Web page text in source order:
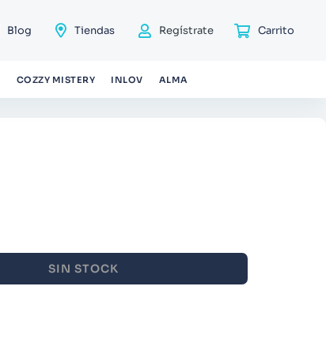
Blog Tiendas Regístrate
COZZY MISTERY INLOV ALMA
SIN STOCK